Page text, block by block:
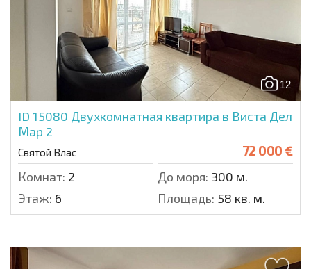
12
ID 15080 Двухкомнатная квартира в Виста Дел
Мар 2
Святой Влас 72 000 €
Комнат: 2 До моря: 300 м.
Этаж: 6 Площадь: 58 кв. м.